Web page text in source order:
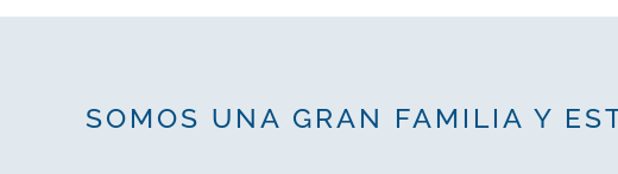
SOMOS UNA GRAN FAMILIA Y